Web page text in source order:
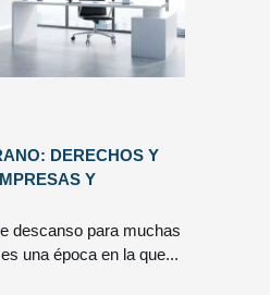
DERECHOS Y
Y
descanso para muchas
una época en la que...